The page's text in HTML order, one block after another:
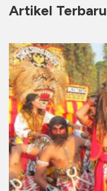
Artikel Terbaru